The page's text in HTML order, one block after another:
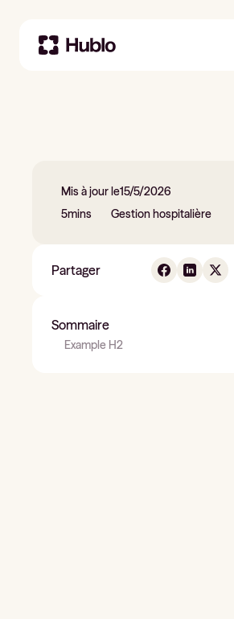
Mis à jour le15/5/2026
5mins Gestion hospitalière
Partager
Sommaire
Example H2